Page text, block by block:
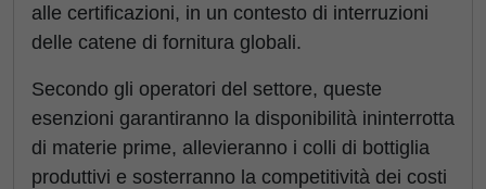
alle certificazioni, in un contesto di interruzioni
delle catene di fornitura globali.
Secondo gli operatori del settore, queste
esenzioni garantiranno la disponibilità ininterrotta
di materie prime, allevieranno i colli di bottiglia
produttivi e sosterranno la competitività dei costi